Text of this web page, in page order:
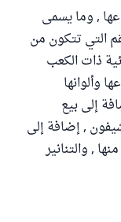
, وما يسمى
التي تتكون من
ذات الكعب
وألوانها
إلى بيع
, إضافة إلى
, والتنانير